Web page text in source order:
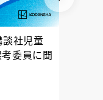
社児童
委員に聞